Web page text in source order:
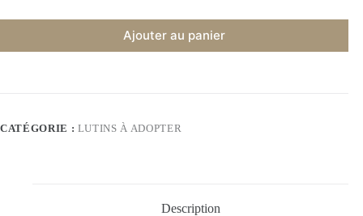
Ajouter au panier
CATÉGORIE : LUTINS À ADOPTER
Description